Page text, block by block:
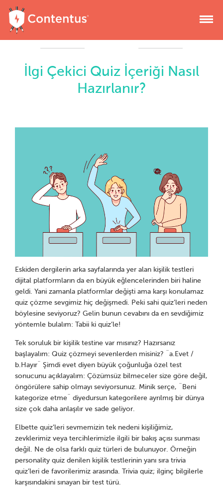
İlgi Çekici Quiz İçeriği Nasıl
Hazırlanır?
Eskiden dergilerin arka sayfalarında yer alan kişilik testleri
dijital platformların da en büyük eğlencelerinden biri haline
geldi. Yani zamanla platformlar değişti ama karşı konulamaz
quiz çözme sevgimiz hiç değişmedi. Peki sahi quiz’leri neden
böylesine seviyoruz? Gelin bunun cevabını da en sevdiğimiz
yöntemle bulalım: Tabii ki quiz’le!
Tek soruluk bir kişilik testine var mısınız? Hazırsanız
başlayalım: Quiz çözmeyi sevenlerden misiniz? ¨a.Evet /
b.Hayır¨ Şimdi evet diyen büyük çoğunluğa özel test
sonucunu açıklayalım: Çözümsüz bilmeceler size göre değil,
öngörülere sahip olmayı seviyorsunuz. Minik serçe, ¨Beni
kategorize etme¨ diyedursun kategorilere ayrılmış bir dünya
size çok daha anlaşılır ve sade geliyor.
Elbette quiz’leri sevmemizin tek nedeni kişiliğimiz,
zevklerimiz veya tercihlerimizle ilgili bir bakış açısı sunması
değil. Ne de olsa farklı quiz türleri de bulunuyor. Örneğin
personality quiz denilen kişilik testlerinin yanı sıra trivia
quiz’leri de favorilerimiz arasında. Trivia quiz; ilginç bilgilerle
karşısındakini sınayan bir test türü.